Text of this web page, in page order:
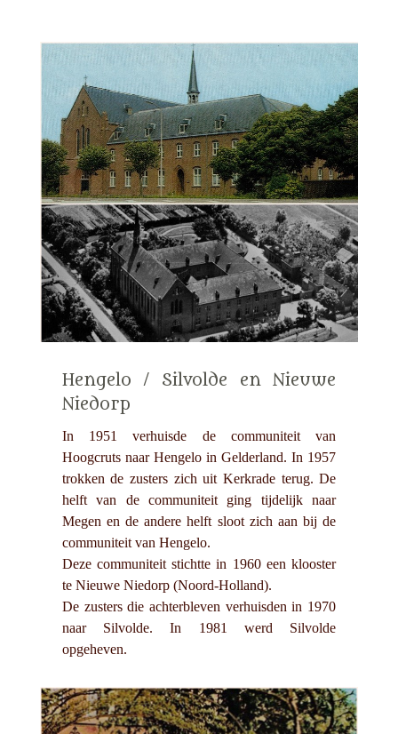
Hengelo / Silvolde en Nieuwe
Niedorp
In 1951 verhuisde de communiteit van
Hoogcruts naar Hengelo in Gelderland. In 1957
trokken de zusters zich uit Kerkrade terug. De
helft van de communiteit ging tijdelijk naar
Megen en de andere helft sloot zich aan bij de
communiteit van Hengelo.
Deze communiteit stichtte in 1960 een klooster
te Nieuwe Niedorp (Noord-Holland).
De zusters die achterbleven verhuisden in 1970
naar Silvolde. In 1981 werd Silvolde
opgeheven.